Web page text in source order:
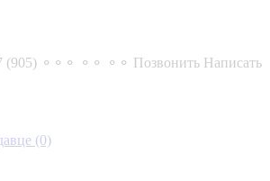
(905) ⚬⚬⚬ ⚬⚬ ⚬⚬ Позвонить Написать
(0)